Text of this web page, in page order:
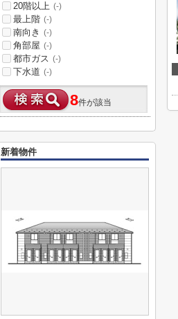
20階以上 (-)
最上階 (-)
南向き (-)
角部屋 (-)
都市ガス (-)
下水道 (-)
8件が該当
新着物件